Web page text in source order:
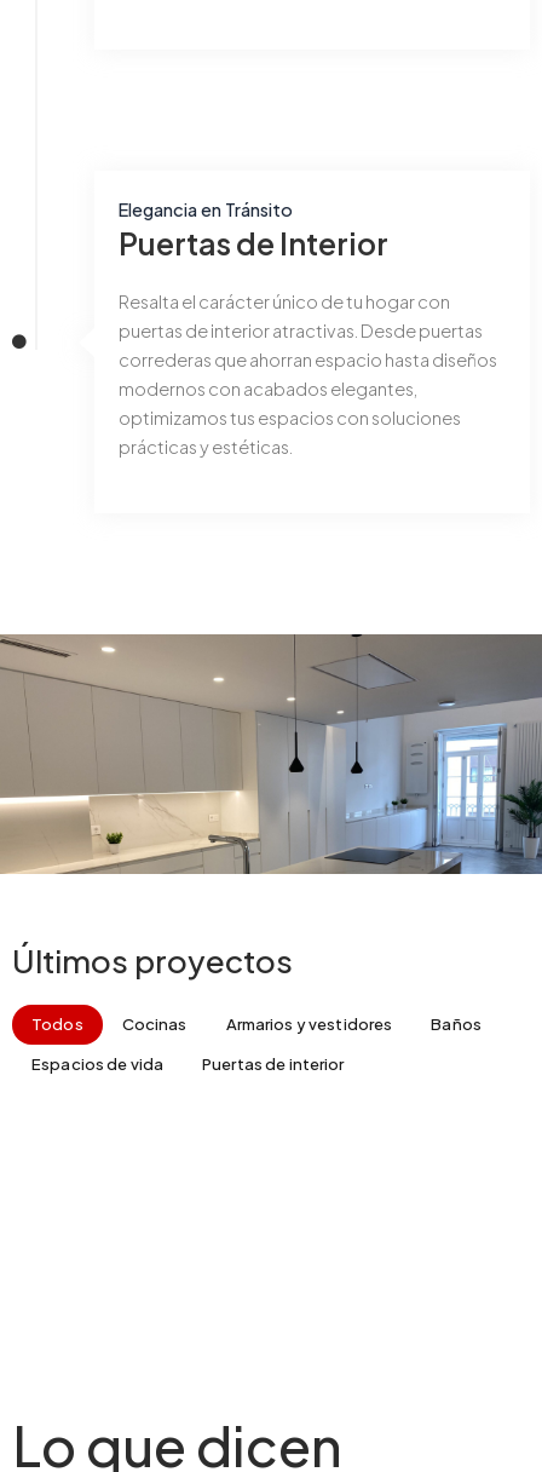
Elegancia en Tránsito
Puertas de Interior
Resalta el carácter único de tu hogar con
puertas de interior atractivas. Desde puertas
correderas que ahorran espacio hasta diseños
modernos con acabados elegantes,
optimizamos tus espacios con soluciones
prácticas y estéticas.
Últimos proyectos
Todos Cocinas Armarios y vestidores Baños
Espacios de vida Puertas de interior
Lo que dicen